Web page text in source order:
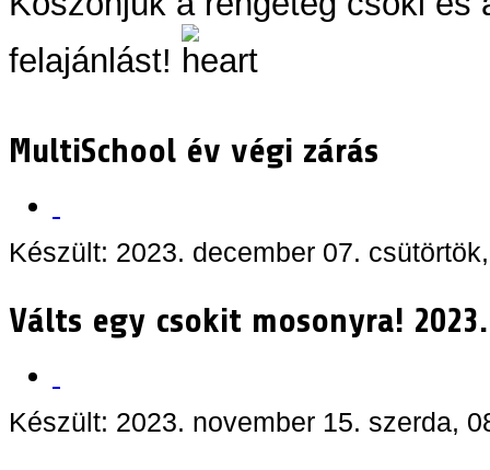
felajánlást!
MultiSchool év végi zárás
Készült: 2023. december 07.
Válts egy csokit mosonyra! 2023.
Készült: 2023. november 15. szerda,